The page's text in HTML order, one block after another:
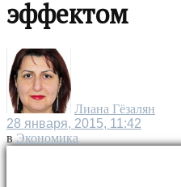
эффектом
Лиана Гёзалян
28 января, 2015, 11:42
в Экономика